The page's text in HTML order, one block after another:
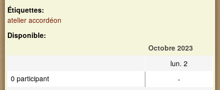
Étiquettes:
atelier accordéon
Disponible:
Octobre 2023
lun. 2
0 participant
-